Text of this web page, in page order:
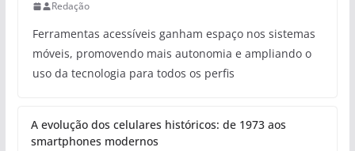
Redação
Ferramentas acessíveis ganham espaço nos sistemas
móveis, promovendo mais autonomia e ampliando o
uso da tecnologia para todos os perfis
A evolução dos celulares históricos: de 1973 aos
smartphones modernos